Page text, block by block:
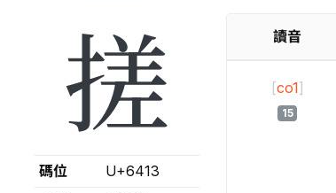
搓
碼位
U+6413
讀音
[co1]
15